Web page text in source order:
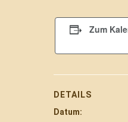
Zum
DETAILS
Datum: